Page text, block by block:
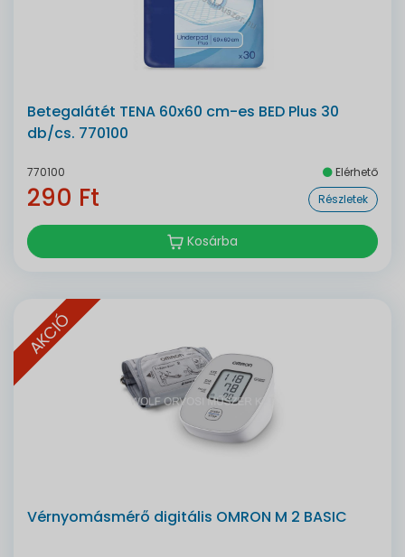
Betegalátét TENA 60x60 cm-es BED Plus 30
db/cs. 770100
770100 Elérhető
290 Ft Részletek
Kosárba
AKCIÓ
Vérnyomásmérő digitális OMRON M 2 BASIC